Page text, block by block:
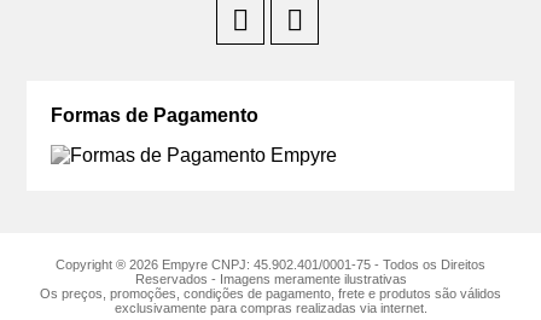
Formas de Pagamento
Copyright ® 2026 Empyre CNPJ: 45.902.401/0001-75 - Todos os Direitos
Reservados - Imagens meramente ilustrativas
Os preços, promoções, condições de pagamento, frete e produtos são válidos
exclusivamente para compras realizadas via internet.